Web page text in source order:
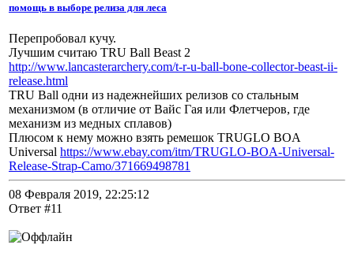
помощь в выборе релиза для леса
Перепробовал кучу.
Лучшим считаю TRU Ball Beast 2
http://www.lancasterarchery.com/t-r-u-ball-bone-collector-beast-ii-
release.html
TRU Ball одни из надежнейших релизов со стальным
механизмом (в отличие от Вайс Гая или Флетчеров, где
механизм из медных сплавов)
Плюсом к нему можно взять ремешок TRUGLO BOA
Universal https://www.ebay.com/itm/TRUGLO-BOA-Universal-
Release-Strap-Camo/371669498781
08 Февраля 2019, 22:25:12
Ответ #11